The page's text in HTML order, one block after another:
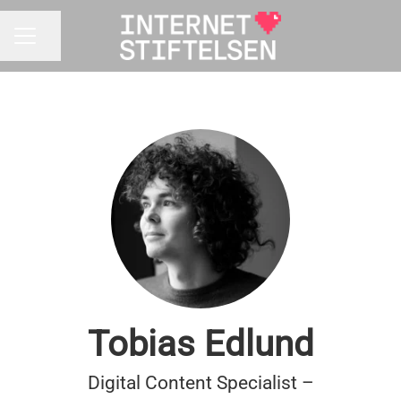
Tobias Edlund
Digital Content Specialist –